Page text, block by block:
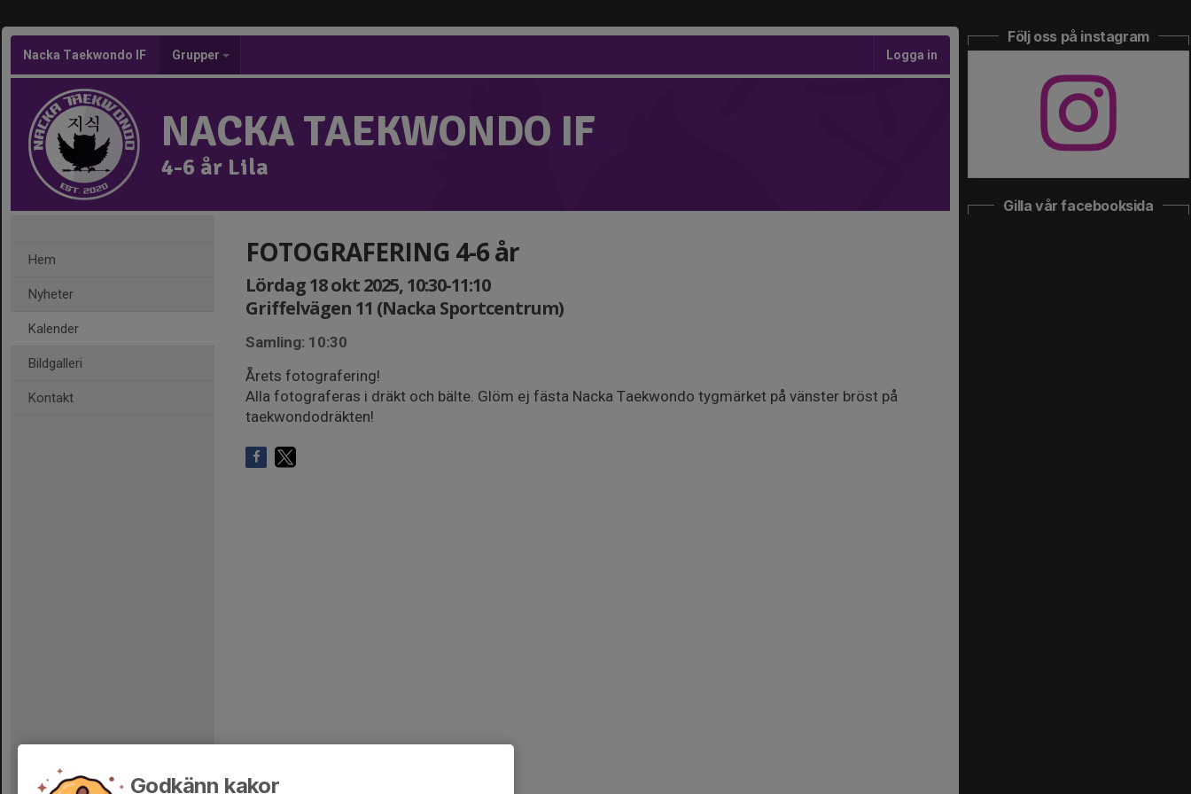
Nacka Taekwondo IF Grupper Logga in
NACKA TAEKWONDO IF
4-6 år Lila
Hem
Nyheter
Kalender
Bildgalleri
Kontakt
FOTOGRAFERING 4-6 år
Lördag 18 okt 2025, 10:30-11:10
Griffelvägen 11 (Nacka Sportcentrum)
Samling: 10:30
Årets fotografering!
Alla fotograferas i dräkt och bälte. Glöm ej fästa Nacka Taekwondo tygmärket på vänster bröst på
taekwondodräkten!
Följ oss på instagram
Gilla vår facebooksida
Godkänn kakor